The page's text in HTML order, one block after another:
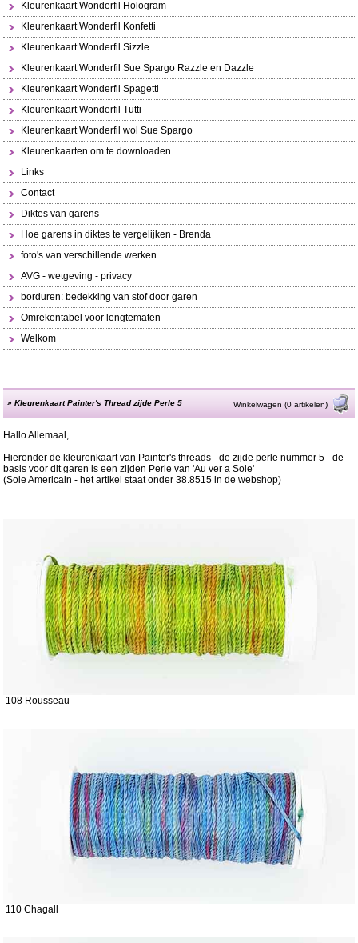
Kleurenkaart Wonderfil Hologram
Kleurenkaart Wonderfil Konfetti
Kleurenkaart Wonderfil Sizzle
Kleurenkaart Wonderfil Sue Spargo Razzle en Dazzle
Kleurenkaart Wonderfil Spagetti
Kleurenkaart Wonderfil Tutti
Kleurenkaart Wonderfil wol Sue Spargo
Kleurenkaarten om te downloaden
Links
Contact
Diktes van garens
Hoe garens in diktes te vergelijken - Brenda
foto's van verschillende werken
AVG - wetgeving - privacy
borduren: bedekking van stof door garen
Omrekentabel voor lengtematen
Welkom
»Kleurenkaart Painter's Thread zijde Perle 5 Winkelwagen (0 artikelen)
Hallo Allemaal,
Hieronder de kleurenkaart van Painter's threads - de zijde perle nummer 5 - de
basis voor dit garen is een zijden Perle van 'Au ver a Soie'
(Soie Americain - het artikel staat onder 38.8515 in de webshop)
108 Rousseau
110 Chagall